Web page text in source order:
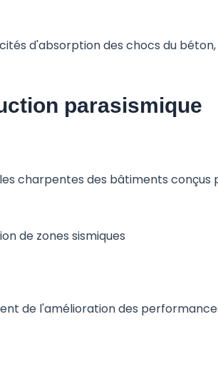
d'absorption des chocs du
parasismique
charpentes des bâtiments
de l'amélioration des